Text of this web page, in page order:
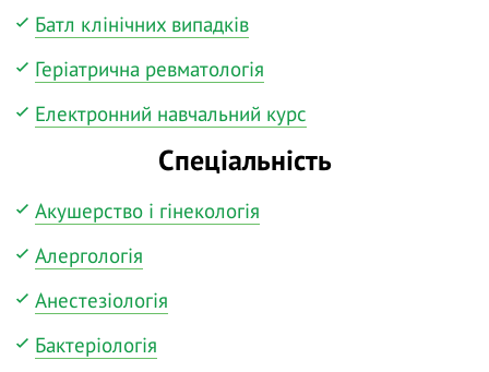
Батл клінічних випадків
Геріатрична ревматологія
Електронний навчальний курс
Спеціальність
Акушерство і гінекологія
Алергологія
Анестезіологія
Бактеріологія